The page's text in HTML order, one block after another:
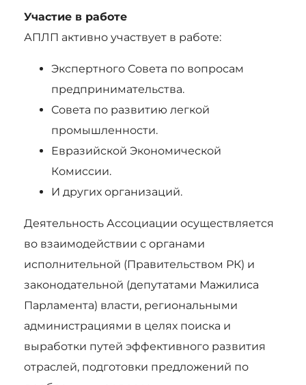
Участие в работе
АПЛП активно участвует в работе:
Экспертного Совета по вопросам
предпринимательства.
Совета по развитию легкой
промышленности.
Евразийской Экономической
Комиссии.
И других организаций.
Деятельность Ассоциации осуществляется
во взаимодействии с органами
исполнительной (Правительством РК) и
законодательной (депутатами Мажилиса
Парламента) власти, региональными
администрациями в целях поиска и
выработки путей эффективного развития
отраслей, подготовки предложений по